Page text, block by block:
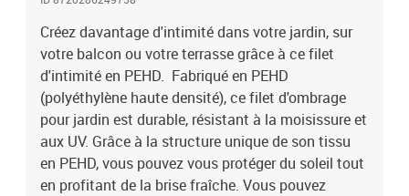
Créez davantage d'intimité dans votre jardin, sur
votre balcon ou votre terrasse grâce à ce filet
d'intimité en PEHD. Fabriqué en PEHD
(polyéthylène haute densité), ce filet d'ombrage
pour jardin est durable, résistant à la moisissure et
aux UV. Grâce à la structure unique de son tissu
en PEHD, vous pouvez vous protéger du soleil tout
en profitant de la brise fraîche. Vous pouvez